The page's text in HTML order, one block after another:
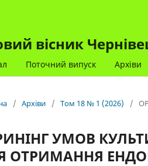
вісник
Поточний випуск Архіви
/ Архіви / Том 18 № 1 (2026) /
УМОВ
ОТРИМАННЯ